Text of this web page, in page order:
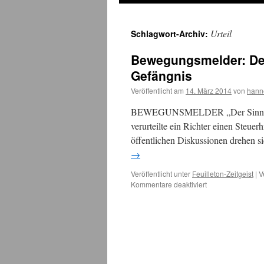
Schlagwort-Archiv: Urteil
Bewegungsmelder:
Gefängnis
Veröffentlicht am 14. März 2014von
BEWEGUNSMELDER „Der
verurteilte ein Richter einen
öffentlichen Diskussionen drehen
→
Veröffentlicht unter Feuilleton-Zeitgeist |
Kommentare deaktiviertfür